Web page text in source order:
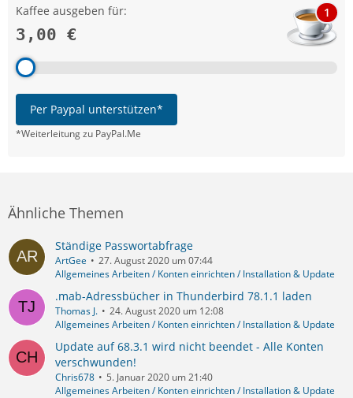
Kaffee ausgeben für:
3,00 €
1
Per Paypal unterstützen*
*Weiterleitung zu PayPal.Me
Ähnliche Themen
Ständige Passwortabfrage
ArtGee
27. August 2020 um 07:44
Allgemeines Arbeiten / Konten einrichten / Installation & Update
.mab-Adressbücher in Thunderbird 78.1.1 laden
Thomas J.
24. August 2020 um 12:08
Allgemeines Arbeiten / Konten einrichten / Installation & Update
Update auf 68.3.1 wird nicht beendet - Alle Konten
verschwunden!
Chris678
5. Januar 2020 um 21:40
Allgemeines Arbeiten / Konten einrichten / Installation & Update